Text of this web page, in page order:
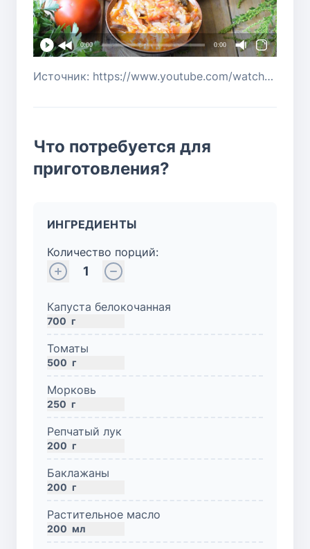
0:00 0:00
Источник: https://www.youtube.com/watch?v=RFTe-OCF5DI
Что потребуется для
приготовления?
ИНГРЕДИЕНТЫ
Количество порций:
1
Капуста белокочанная
700 г
Томаты
500 г
Морковь
250 г
Репчатый лук
200 г
Баклажаны
200 г
Растительное масло
200 мл